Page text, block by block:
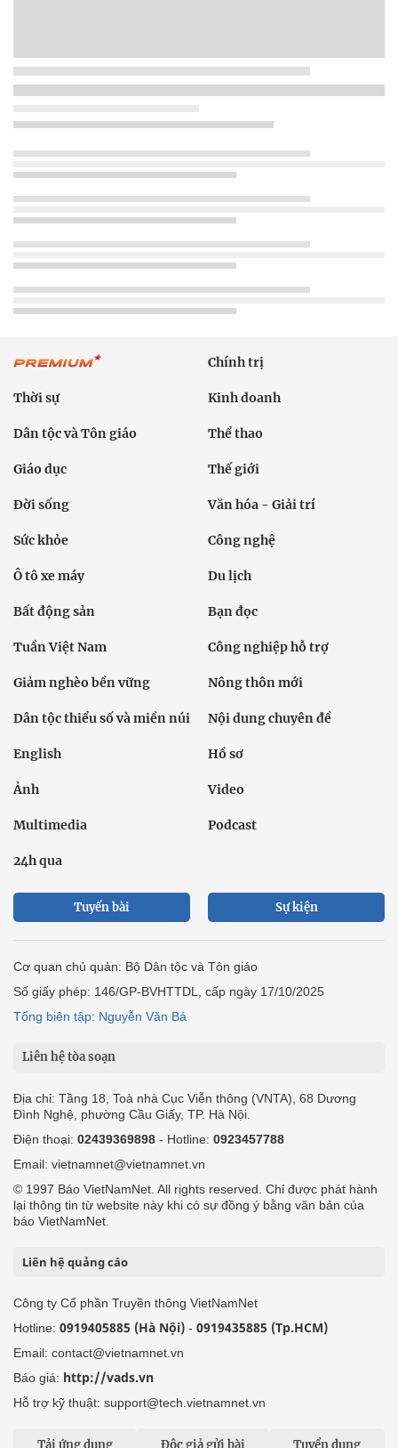
Chính trị
Thời sự Kinh doanh
Dân tộc và Tôn giáo Thể thao
Giáo dục Thế giới
Đời sống Văn hóa - Giải trí
Sức khỏe Công nghệ
Ô tô xe máy Du lịch
Bất động sản Bạn đọc
Tuần Việt Nam Công nghiệp hỗ trợ
Giảm nghèo bền vững Nông thôn mới
Dân tộc thiểu số và miền núi Nội dung chuyên đề
English Hồ sơ
Ảnh Video
Multimedia Podcast
24h qua
Tuyến bài Sự kiện
Cơ quan chủ quản: Bộ Dân tộc và Tôn giáo
Số giấy phép: 146/GP-BVHTTDL, cấp ngày 17/10/2025
Tổng biên tập: Nguyễn Văn Bá
Liên hệ tòa soạn
Địa chỉ: Tầng 18, Toà nhà Cục Viễn thông (VNTA), 68 Dương
Đình Nghệ, phường Cầu Giấy, TP. Hà Nội.
Điện thoại: 02439369898 - Hotline: 0923457788
Email: vietnamnet@vietnamnet.vn
© 1997 Báo VietNamNet. All rights reserved. Chỉ được phát hành
lại thông tin từ website này khi có sự đồng ý bằng văn bản của
báo VietNamNet.
Liên hệ quảng cáo
Công ty Cổ phần Truyền thông VietNamNet
Hotline: 0919405885 (Hà Nội) - 0919435885 (Tp.HCM)
Email: contact@vietnamnet.vn
Báo giá: http://vads.vn
Hỗ trợ kỹ thuật: support@tech.vietnamnet.vn
Tải ứng dụng Độc giả gửi bài Tuyển dụng